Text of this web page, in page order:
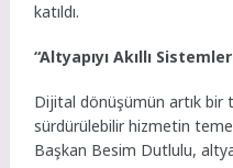
katıldı.
“Altyapıyı Akıllı
Dijital dönüşümün artık bir
sürdürülebilir hizmetin
Başkan Besim Dutlulu,